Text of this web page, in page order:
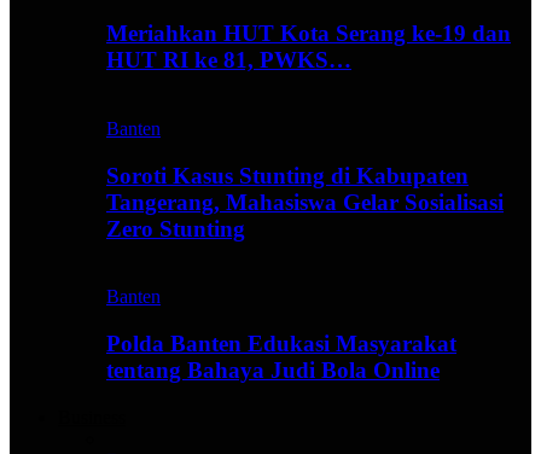
Meriahkan HUT Kota Serang ke-19 dan
HUT RI ke 81, PWKS…
Banten
Soroti Kasus Stunting di Kabupaten
Tangerang, Mahasiswa Gelar Sosialisasi
Zero Stunting
Banten
Polda Banten Edukasi Masyarakat
tentang Bahaya Judi Bola Online